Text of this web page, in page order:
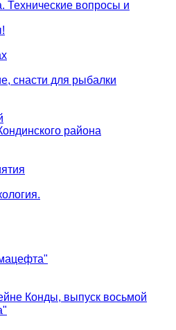
вопросы и
снасти для рыбалки
района
Конды, выпуск восьмой